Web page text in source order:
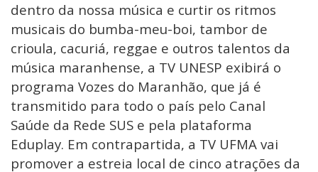
dentro da nossa música e curtir os ritmos
musicais do bumba-meu-boi, tambor de
crioula, cacuriá, reggae e outros talentos da
música maranhense, a TV UNESP exibirá o
programa Vozes do Maranhão, que já é
transmitido para todo o país pelo Canal
Saúde da Rede SUS e pela plataforma
Eduplay. Em contrapartida, a TV UFMA vai
promover a estreia local de cinco atrações da